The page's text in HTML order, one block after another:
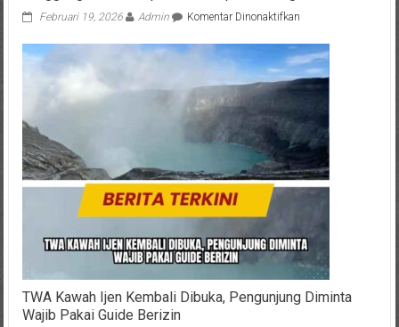
Februari 19, 2026 Admin Komentar Dinonaktifkanpada
Maju
dengan
Inovasi,
Langgeng
Makmur
Optimis
Hadapi
Persaingan
TWA Kawah Ijen Kembali Dibuka, Pengunjung Diminta
Wajib Pakai Guide Berizin